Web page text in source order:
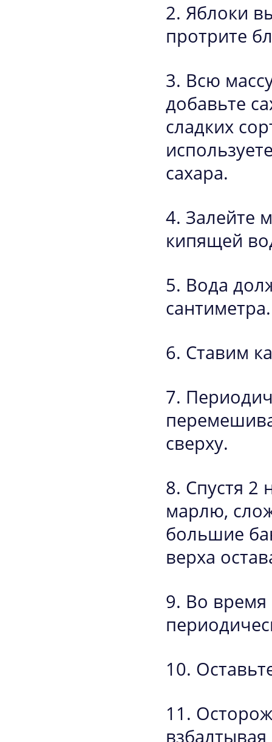
Яблоки
протрите
Всю
добавьте
сладких
сахара.
Залейте
кипящей
Вода
сантиметра.
Ставим
сверху.
Спустя 2
марлю,
большие
верха
Во время